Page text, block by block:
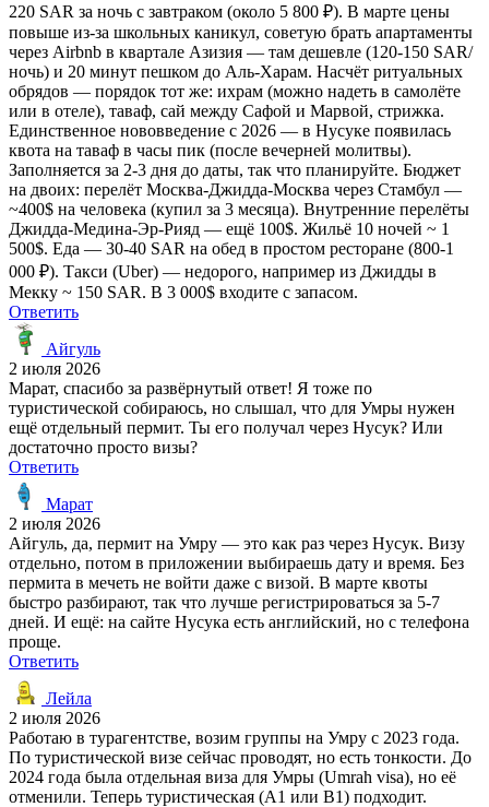
220 SAR за ночь с завтраком (около 5 800 ₽). В марте цены
повыше из-за школьных каникул, советую брать апартаменты
через Airbnb в квартале Азизия — там дешевле (120-150 SAR/
ночь) и 20 минут пешком до Аль-Харам. Насчёт ритуальных
обрядов — порядок тот же: ихрам (можно надеть в самолёте
или в отеле), таваф, сай между Сафой и Марвой, стрижка.
Единственное нововведение с 2026 — в Нусуке появилась
квота на таваф в часы пик (после вечерней молитвы).
Заполняется за 2-3 дня до даты, так что планируйте. Бюджет
на двоих: перелёт Москва-Джидда-Москва через Стамбул —
~400$ на человека (купил за 3 месяца). Внутренние перелёты
Джидда-Медина-Эр-Рияд — ещё 100$. Жильё 10 ночей ~ 1
500$. Еда — 30-40 SAR на обед в простом ресторане (800-1
000 ₽). Такси (Uber) — недорого, например из Джидды в
Мекку ~ 150 SAR. В 3 000$ входите с запасом.
Ответить
Айгуль
2 июля 2026
Марат, спасибо за развёрнутый ответ! Я тоже по
туристической собираюсь, но слышал, что для Умры нужен
ещё отдельный пермит. Ты его получал через Нусук? Или
достаточно просто визы?
Ответить
Марат
2 июля 2026
Айгуль, да, пермит на Умру — это как раз через Нусук. Визу
отдельно, потом в приложении выбираешь дату и время. Без
пермита в мечеть не войти даже с визой. В марте квоты
быстро разбирают, так что лучше регистрироваться за 5-7
дней. И ещё: на сайте Нусука есть английский, но с телефона
проще.
Ответить
Лейла
2 июля 2026
Работаю в турагентстве, возим группы на Умру с 2023 года.
По туристической визе сейчас проводят, но есть тонкости. До
2024 года была отдельная виза для Умры (Umrah visa), но её
отменили. Теперь туристическая (A1 или B1) подходит.